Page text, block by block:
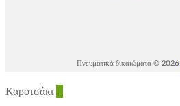
Πνευματικά δικαιώματα © 2026
Καροτσάκι